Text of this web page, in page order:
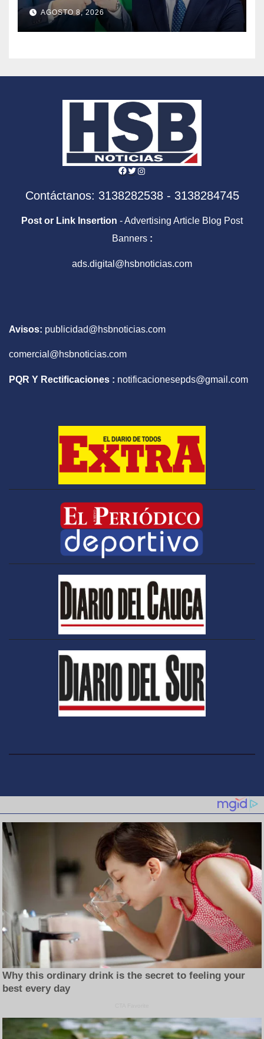
tomará el timón de la DIAN
en la era De la Espriella
AGOSTO 8, 2026
Facebook
Twitter
Instagram
Contáctanos: 3138282538 - 3138284745
Post or Link Insertion - Advertising Article Blog Post
Banners :
ads.digital@hsbnoticias.com
Avisos: publicidad@hsbnoticias.com
comercial@hsbnoticias.com
PQR Y Rectificaciones : notificacionesepds@gmail.com